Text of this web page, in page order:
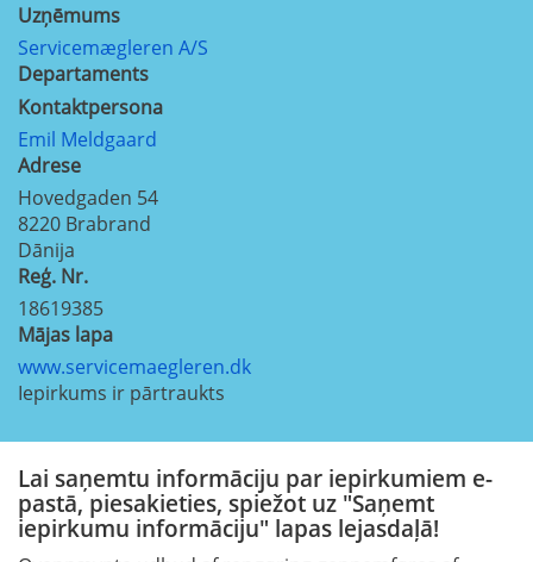
Uzņēmums
Servicemægleren A/S
Departaments
Kontaktpersona
Emil Meldgaard
Adrese
Hovedgaden 54
8220 Brabrand
Dānija
Reģ. Nr.
18619385
Mājas lapa
www.servicemaegleren.dk
Iepirkums ir pārtraukts
Lai saņemtu informāciju par iepirkumiem e-
pastā, piesakieties, spiežot uz "Saņemt
iepirkumu informāciju" lapas lejasdaļā!